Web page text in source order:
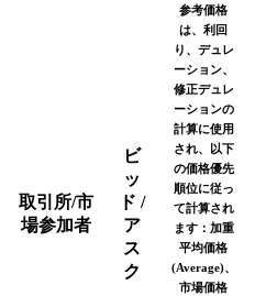
取引所/市
場参加者
ビ
ッ
ド /
ア
ス
ク
参考価格
は、利回
り、デュレ
ーション、
修正デュレ
ーションの
計算に使用
され、以下
の価格優先
順位に従っ
て計算され
ます：加重
平均価格
(Average)、
市場価格